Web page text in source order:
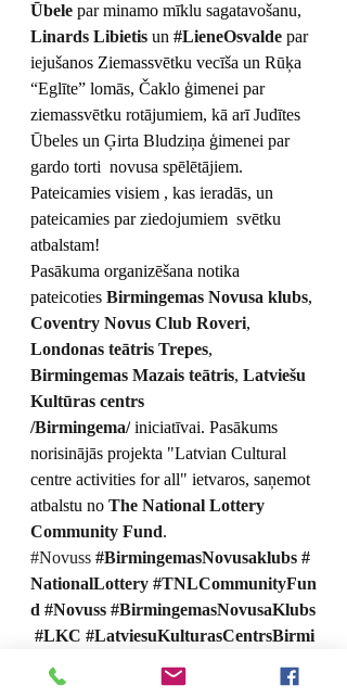
Ūbele par minamo mīklu sagatavošanu,
Linards Libietis un #LieneOsvalde par
iejušanos Ziemassvētku vecīša un Rūķa
“Eglīte” lomās, Čaklo ģimenei par
ziemassvētku rotājumiem, kā arī Judītes
Ūbeles un Ģirta Bludziņa ģimenei par
gardo torti  novusa spēlētājiem.
Pateicamies visiem , kas ieradās, un
pateicamies par ziedojumiem  svētku
atbalstam!
Pasākuma organizēšana notika
pateicoties Birmingemas Novusa klubs,
Coventry Novus Club Roveri,
Londonas teātris Trepes,
Birmingemas Mazais teātris, Latviešu
Kultūras centrs
/Birmingema/ iniciatīvai. Pasākums
norisinājās projekta "Latvian Cultural
centre activities for all" ietvaros, saņemot
atbalstu no The National Lottery
Community Fund.
#Novuss #BirmingemasNovusaklubs #
NationalLottery #TNLCommunityFun
d #Novuss #BirmingemasNovusaKlubs
#LKC #LatviesuKulturasCentrsBirmi
Lai visiem priecīgi Ziemassvētki
un